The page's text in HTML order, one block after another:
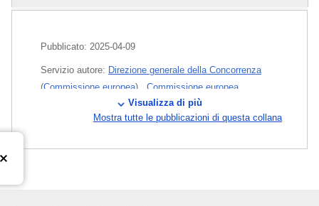
Pubblicato: 2025-04-09
Servizio autore: Direzione generale della Concorrenza
(Commissione europea) Commissione europea
concentrazione economica, consulenza e
società d'investimento
Visualizza di più
Mostra tutte le pubblicazioni di questa collana